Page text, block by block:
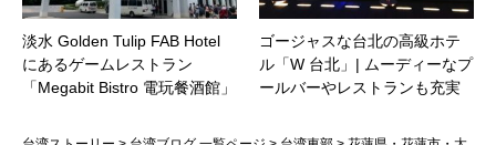
淡水 Golden Tulip FAB Hotel
にあるゲームレストラン
「Megabit Bistro 電玩餐酒館」
ゴージャスな台北の高級ホテ
ル「W 台北」| ムーディーなプ
ールバーやレストランも充実